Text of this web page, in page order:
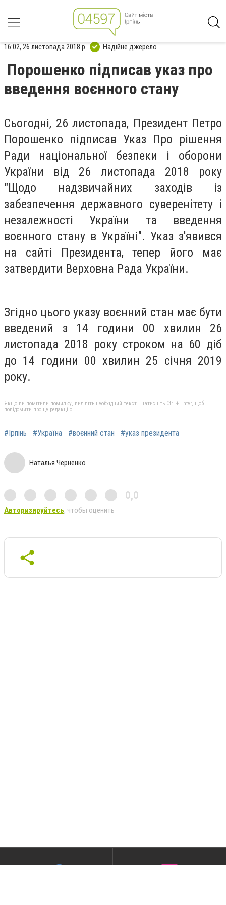
16:02, 26 листопада 2018 р. Надійне джерело
Порошенко підписав указ про
введення воєнного стану
Сьогодні, 26 листопада, Президент Петро
Порошенко підписав Указ Про рішення
Ради національної безпеки і оборони
України від 26 листопада 2018 року
"Щодо надзвичайних заходів із
забезпечення державного суверенітету і
незалежності України та введення
воєнного стану в Україні". Указ з'явився
на сайті Президента, тепер його має
затвердити Верховна Рада України.
Згідно цього указу воєнний стан має бути
введений з 14 години 00 хвилин 26
листопада 2018 року строком на 60 діб
до 14 години 00 хвилин 25 січня 2019
року.
Якщо ви помітили помилку, виділіть необхідний текст і натисніть Ctrl + Enter, щоб
повідомити про це редакцію
#Ірпінь #Україна #воєнний стан #указ президента
Наталья Черненко
0,0
Авторизируйтесь, чтобы оценить